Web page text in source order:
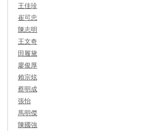
王佳珍
崔可忠
陳志明
王文奇
田履黛
廖俊厚
賴宗炫
蔡明成
張怡
馬明傑
陳國強